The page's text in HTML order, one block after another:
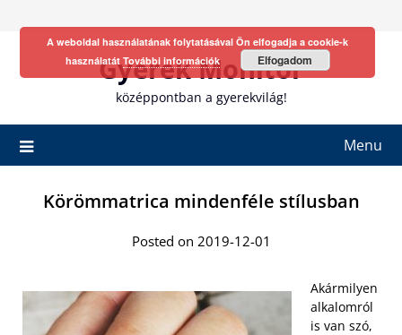
Gyerek Monitor
középpontban a gyerekvilág!
Menu
Körömmatrica mindenféle stílusban
Posted on 2019-12-01
Akármilyen
alkalomról
is van szó,
A weboldal használatának folytatásával Ön elfogadja a cookie-k
használatát További információk Elfogadom